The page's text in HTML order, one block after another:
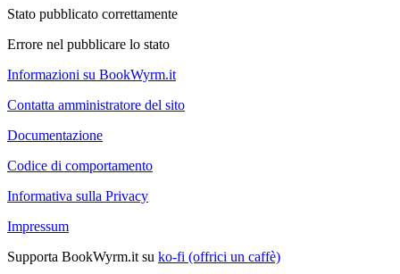
Stato pubblicato correttamente
Errore nel pubblicare lo stato
Informazioni su BookWyrm.it
Contatta amministratore del sito
Documentazione
Codice di comportamento
Informativa sulla Privacy
Impressum
Supporta BookWyrm.it su ko-fi (offrici un caffè)